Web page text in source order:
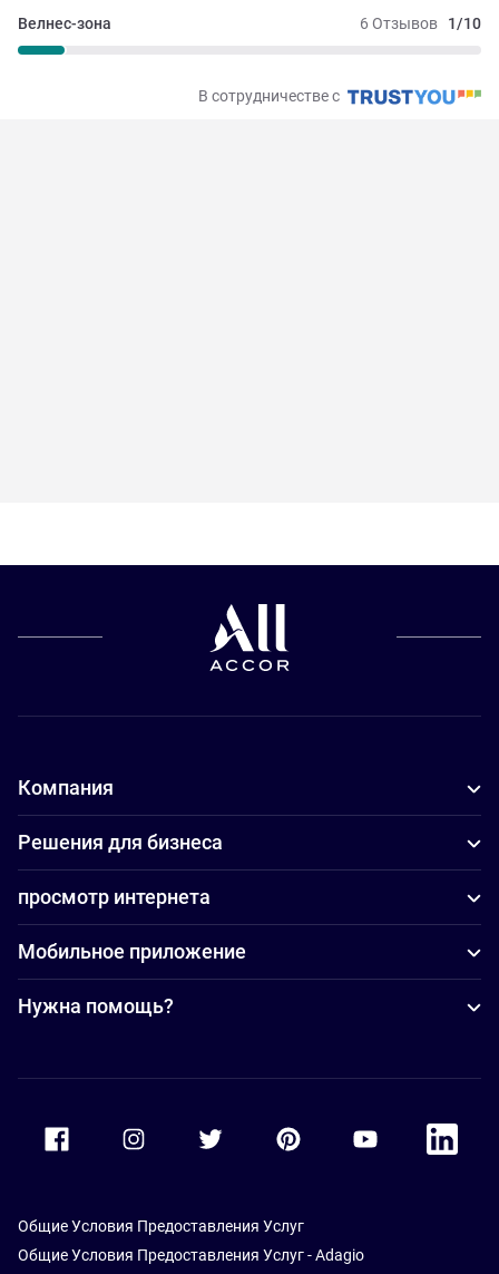
6 Отзывов 1/10
Велнес-зона
В сотрудничестве с
Компания
Решения для бизнеса
просмотр интернета
Мобильное приложение
Нужна помощь?
Accor Facebook Accor TwitterAccor PinterestAccor Youtube
Accor
Общие Условия Предоставления Услуг
Общие Условия Предоставления Услуг - Adagio